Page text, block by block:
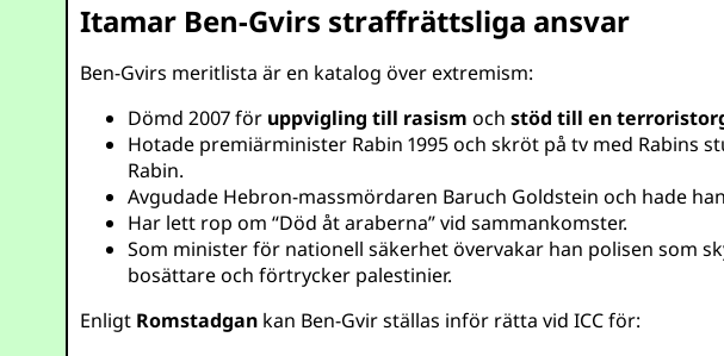
Itamar Ben-Gvirs straffrättsliga ansvar
Ben-Gvirs meritlista är en katalog över extremism:
Dömd 2007 för uppvigling till rasism ochstöd till en
Hotade premiärminister Rabin 1995 och skröt på tv med Rabins
Rabin.
Avgudade Hebron-massmördaren Baruch Goldstein och hade
Har lett rop om “Död åt araberna” vid sammankomster.
Som minister för nationell säkerhet övervakar han polisen som
bosättare och förtrycker palestinier.
Enligt Romstadgan kan Ben-Gvir ställas inför rätta vid ICC för: